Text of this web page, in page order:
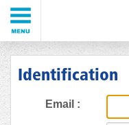
Identification
Email :